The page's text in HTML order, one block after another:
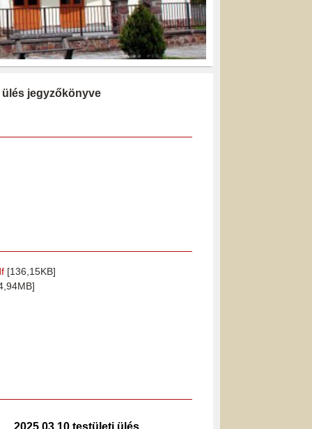
ülés jegyzőkönyve
[136,15KB]